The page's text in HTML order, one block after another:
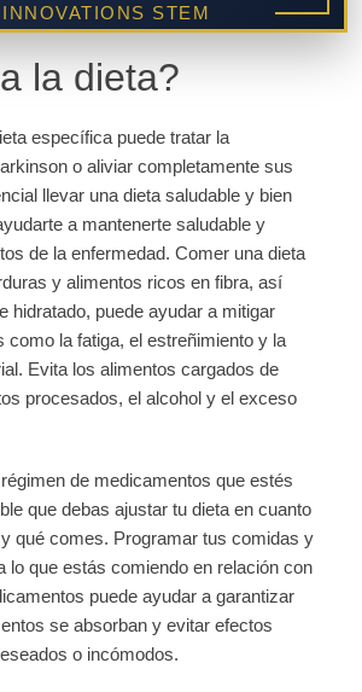
INNOVATIONS STEM
la dieta?
específica puede tratar la
o aliviar completamente sus
llevar una dieta saludable y bien
a mantenerte saludable y
de la enfermedad. Comer una dieta
y alimentos ricos en fibra, así
hidratado, puede ayudar a mitigar
como la fatiga, el estreñimiento y la
Evita los alimentos cargados de
procesados, el alcohol y el exceso
de medicamentos que estés
que debas ajustar tu dieta en cuanto
qué comes. Programar tus comidas y
lo que estás comiendo en relación con
puede ayudar a garantizar
se absorban y evitar efectos
o incómodos.